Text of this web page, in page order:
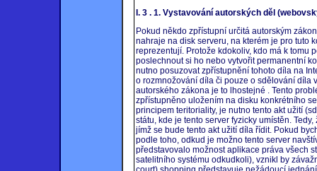
I. 3 . 1. Vystavování autorských děl
Pokud někdo zpřístupní určitá autorským
nahraje na disk serveru, na kterém je pro tuto
reprezentují. Protože kdokoliv, kdo má k tomu
poslechnout si ho nebo vytvořit permanentní
nutno posuzovat zpřístupnění tohoto díla na
o rozmnožování díla či pouze o sdělování díla
autorského zákona je to lhostejné . Tento
zpřístupněno uložením na disku konkrétního
principem teritoriality, je nutno tento akt užití
státu, kde je tento server fyzicky umístěn.
jímž se bude tento akt užití díla řídit. Pokud
podle toho, odkud je možno tento server
představovalo možnost aplikace práva všech
satelitního systému odkudkoli), vznikl by